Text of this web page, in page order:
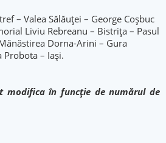
– Valea Sălăuței – George Coșbuc
Liviu Rebreanu – Bistrița – Pasul
Dorna-Arini – Gura
– Iași.
modifica în funcție de numărul de